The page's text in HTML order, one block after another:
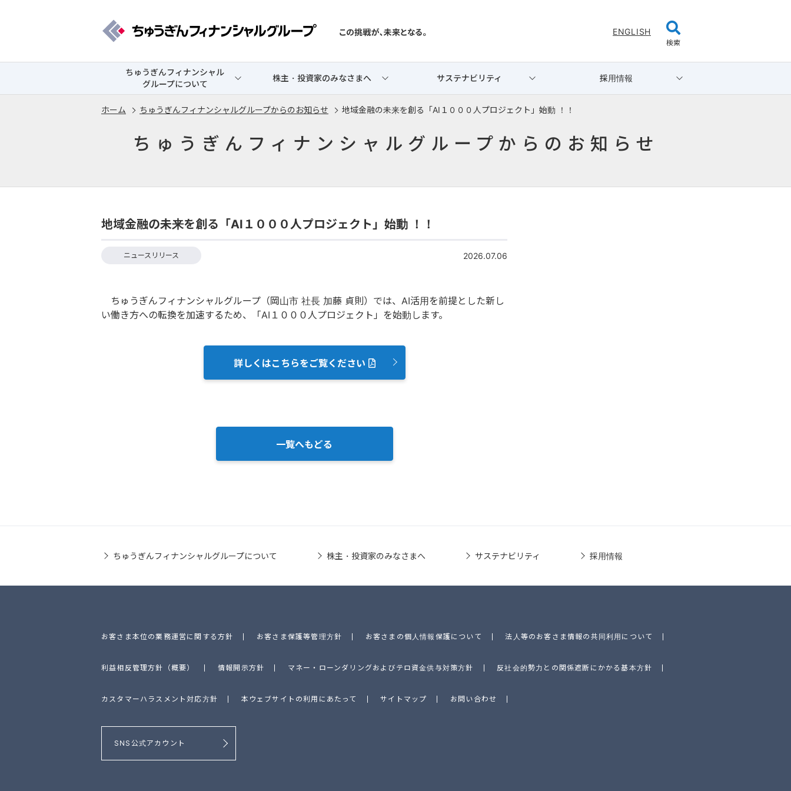
ENGLISH
検索
ちゅうぎんフィナンシャル
グループについて
株主・投資家のみなさまへ サステナビリティ 採用情報
ホーム ちゅうぎんフィナンシャルグループからのお知らせ 地域金融の未来を創る「AI１０００人プロジェクト」始動 ！！
ちゅうぎんフィナンシャルグループからのお知らせ
地域金融の未来を創る「AI１０００人プロジェクト」始動 ！！
ニュースリリース 2026.07.06
ちゅうぎんフィナンシャルグループ（岡山市 社長 加藤 貞則）では、AI活用を前提とした新し
い働き方への転換を加速するため、「AI１０００人プロジェクト」を始動します。
詳しくはこちらをご覧ください
一覧へもどる
ちゅうぎんフィナンシャルグループについて 株主・投資家のみなさまへ サステナビリティ 採用情報
お客さま本位の業務運営に関する方針 お客さま保護等管理方針 お客さまの個人情報保護について 法人等のお客さま情報の共同利用について
利益相反管理方針（概要） 情報開示方針 マネー・ローンダリングおよびテロ資金供与対策方針 反社会的勢力との関係遮断にかかる基本方針
カスタマーハラスメント対応方針 本ウェブサイトの利用にあたって サイトマップ お問い合わせ
SNS公式アカウント